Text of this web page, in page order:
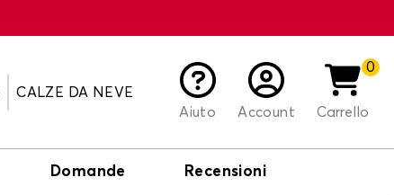
CALZE DA NEVE
Aiuto
Account
0
Carrello
Domande Recensioni